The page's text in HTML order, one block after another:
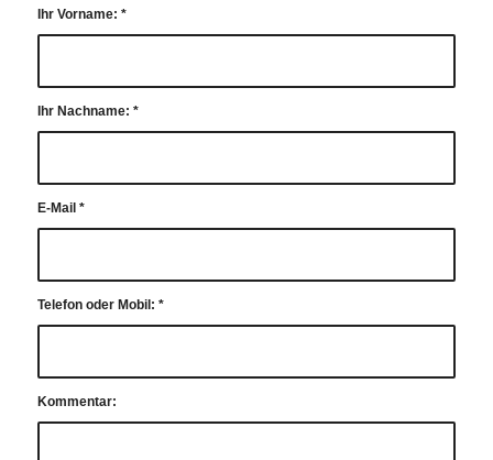
Ihr Vorname: *
Ihr Nachname: *
E-Mail *
Telefon oder Mobil: *
Kommentar: